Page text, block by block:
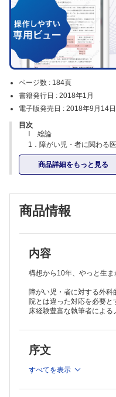
ページ数 : 184頁
書籍発行日 : 2018年1月
電子版発売日 : 2018年9月14日
目次
Ⅰ 総論
1．障がい児・者に関わる
2．原疾患に付随して起こる
3．医療および在宅介護に
Ⅱ 各論
3章 二分脊椎症
4章 先天性股関節脱臼
7章 副耳，耳瘻孔
8章 斜視
9章 口唇口蓋裂
11章 精神遅滞
12章 ダウン症
13章 13トリソミー，18ト
16章 自閉症
17章 頻回手術症例
18章 MRI検査
20章 手術を受ける障がい
商品詳細をもっと見る
商品情報
内容
構想から10年、やっと生ま
障がい児・者に対する外
院とは違った対応を必要
床経験豊富な執筆者による
序文
すべてを表示